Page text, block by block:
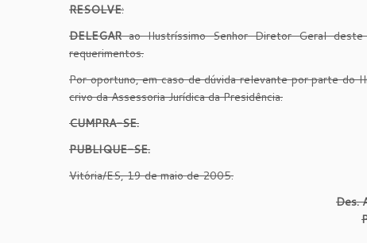
RESOLVE:
DELEGARao Ilustríssimo Senhor Diretor Geral deste
requerimentos.
Por oportuno, em caso de dúvida relevante por parte do
crivo da Assessoria Jurídica da Presidência.
CUMPRA-SE.
PUBLIQUE-SE.
Vitória/ES, 19 de maio de 2005.
Des.